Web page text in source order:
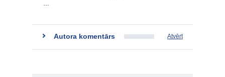
…
Autora komentārs Atvērt